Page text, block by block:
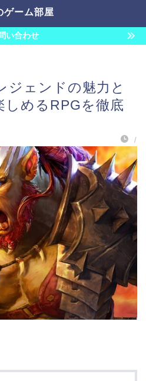
ゲーム部屋
い合わせ
ジェンドの魅力と
しめるRPGを徹底
/